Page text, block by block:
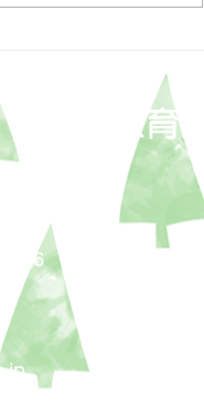
はぐろ保育園
rights reserved.